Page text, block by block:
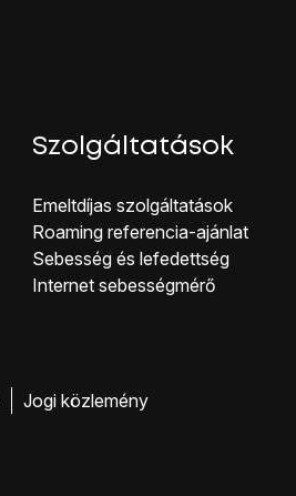
Szolgáltatások
Emeltdíjas szolgáltatások
Roaming referencia-ajánlat
Sebesség és lefedettség
Internet sebességmérő
Jogi közlemény